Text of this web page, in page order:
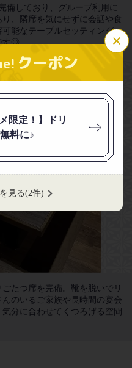
クーポン
限定！】ドリ
料に♪
見る(2件)
備しており、グループ利用に
、隣席を気にせずに会話や食
能なテーブルセッティング
す◎
たつ席を完備。靴を脱いでリ
のいるご家族や長時間の宴会
分に合わせてくつろげる空間
シェアする
ピー